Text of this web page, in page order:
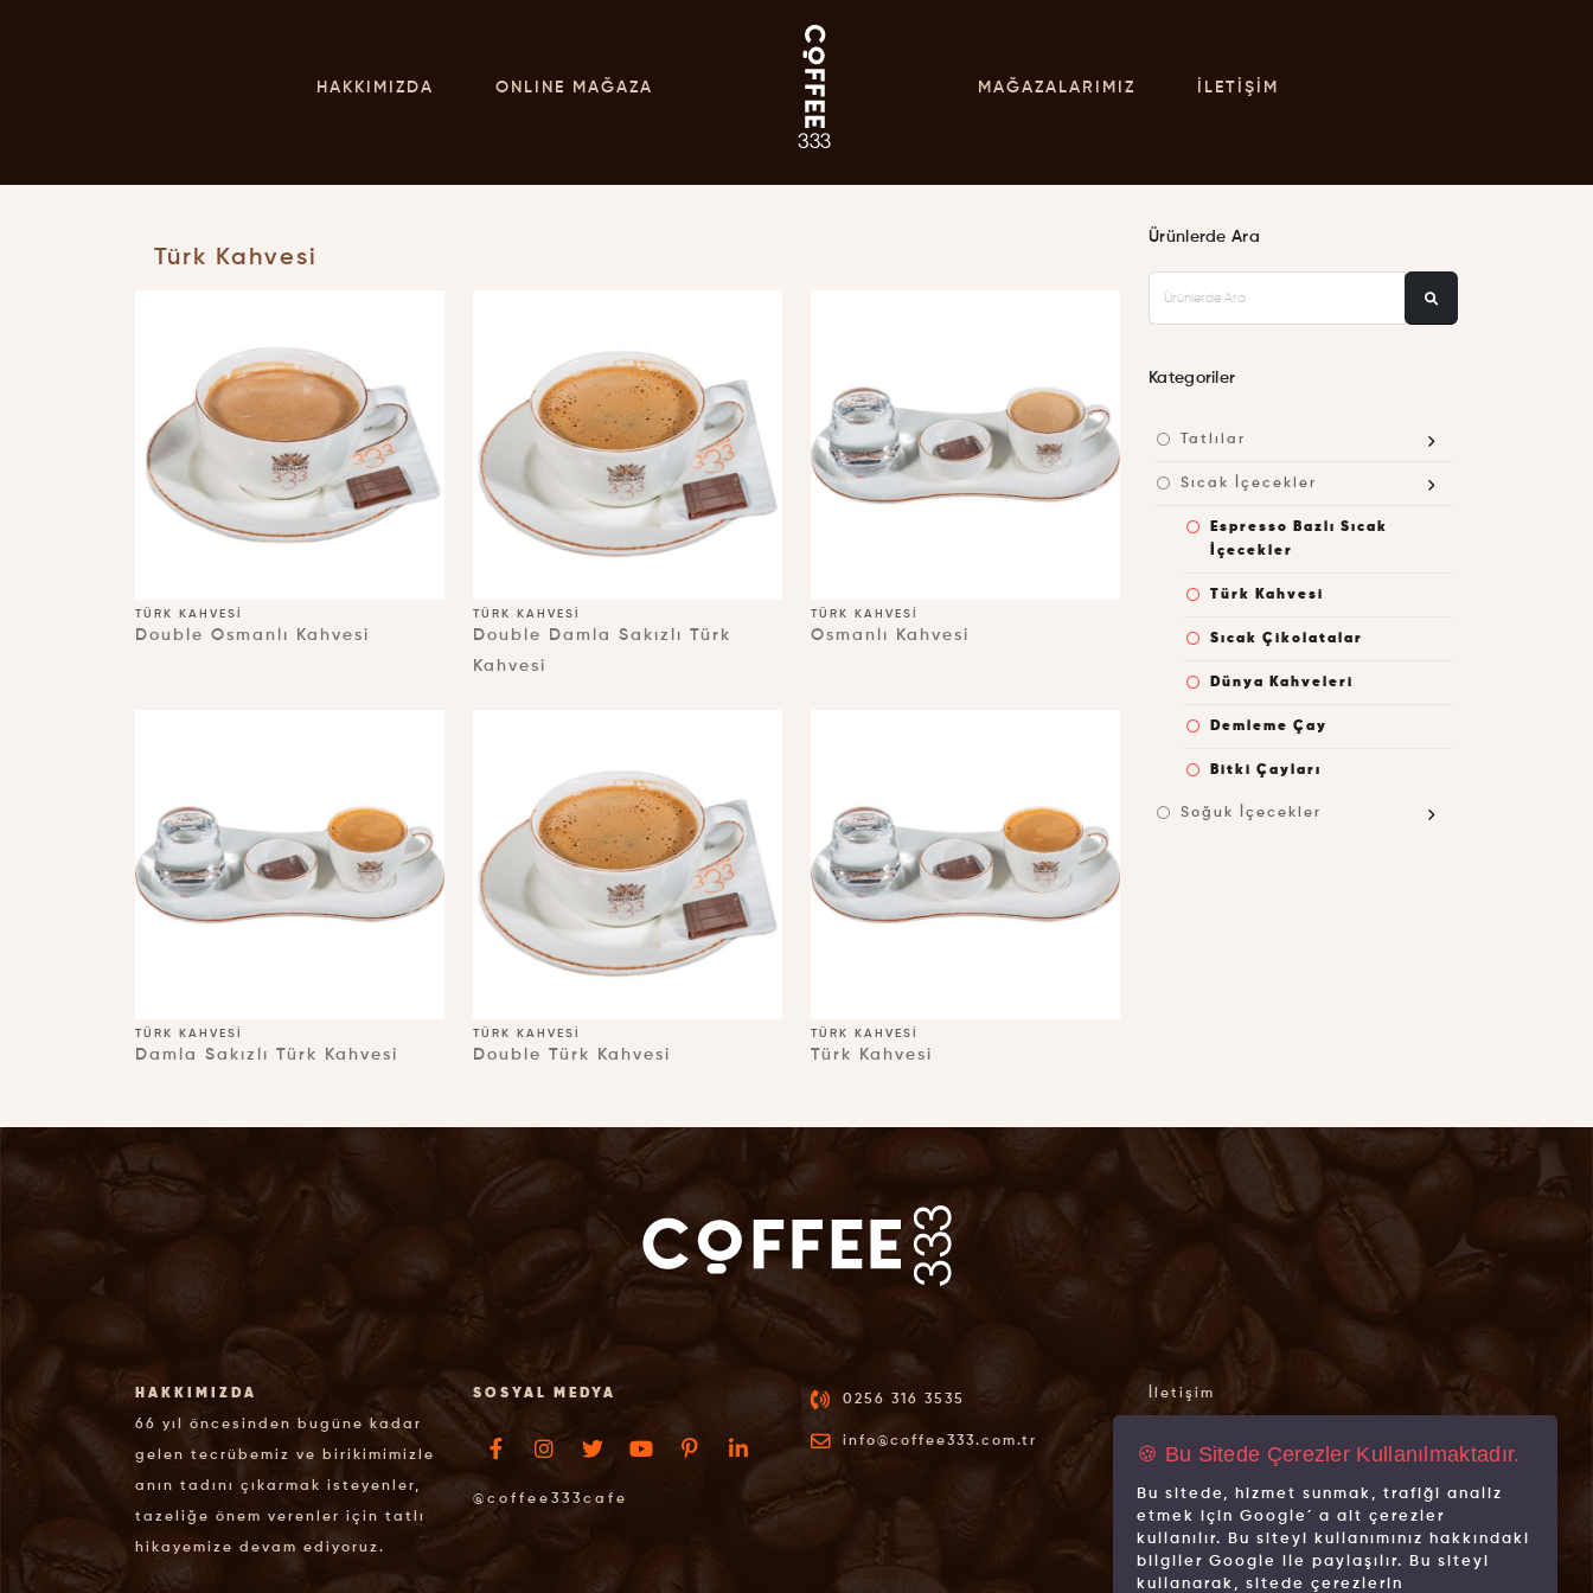
HAKKIMIZDA ONLINE MAĞAZA MAĞAZALARIMIZ İLETIŞIM
Türk Kahvesi
TÜRK KAHVESI
Double Osmanlı Kahvesi
TÜRK KAHVESI
Double Damla Sakızlı Türk
Kahvesi
TÜRK KAHVESI
Osmanlı Kahvesi
TÜRK KAHVESI
Damla Sakızlı Türk Kahvesi
TÜRK KAHVESI
Double Türk Kahvesi
TÜRK KAHVESI
Türk Kahvesi
Ürünlerde Ara
Kategoriler
Tatlılar
Sıcak İçecekler
Espresso Bazlı Sıcak
İçecekler
Türk Kahvesi
Sıcak Çikolatalar
Dünya Kahveleri
Demleme Çay
Bitki Çayları
Soğuk İçecekler
HAKKIMIZDA
66 yıl öncesinden bugüne kadar
gelen tecrübemiz ve birikimimizle
anın tadını çıkarmak isteyenler,
tazeliğe önem verenler için tatlı
hikayemize devam ediyoruz.
SOSYAL MEDYA
@coffee333cafe
0256 316 3535
info@coffee333.com.tr
İletişim
Mağazalarımız
Markalarımız
🍪 Bu Sitede Çerezler Kullanılmaktadır.
Bu sitede, hizmet sunmak, trafiği analiz
etmek için Google´ a ait çerezler
kullanılır. Bu siteyi kullanımınız hakkındaki
bilgiler Google ile paylaşılır. Bu siteyi
kullanarak, sitede çerezlerin